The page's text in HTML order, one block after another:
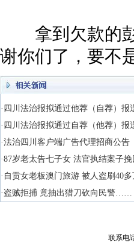
拿到欠款的彭
谢你们了，要不
·四川法治报拟通过他荐（自荐）
·四川法治报拟通过自荐（他荐）
·法治四川客户端广告代理招商公告
·87岁老太告七子女 法官执结案子
·自贡女老板澳门旅游 被人盗刷40
·盗贼拒捕 竟抽出猎刀砍向民警……
联系电